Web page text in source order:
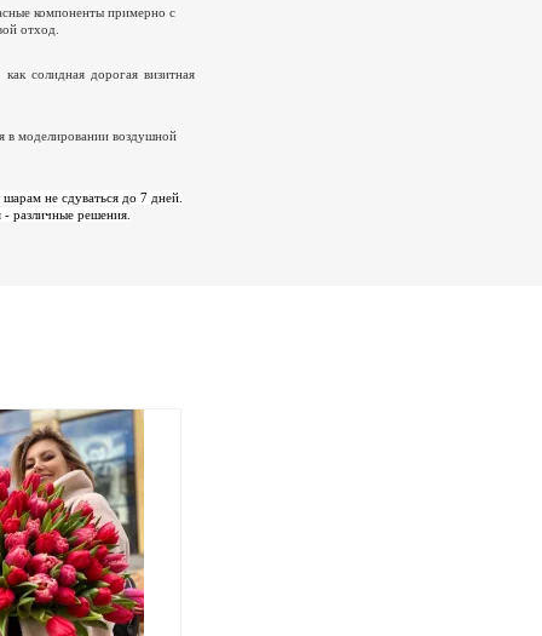
компоненты примерно с
отход.
солидная дорогая визитная
в моделировании воздушной
не сдуваться до 7 дней.
различные решения.